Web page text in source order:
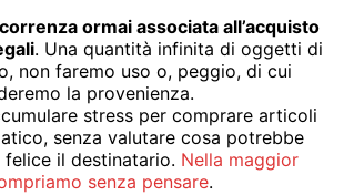
ormai associata all’acquisto
. Una quantità infinita di oggetti di
non faremo uso o, peggio, di cui
la provenienza.
stress per comprare articoli
senza valutare cosa potrebbe
il destinatario. Nella maggior
senza pensare.